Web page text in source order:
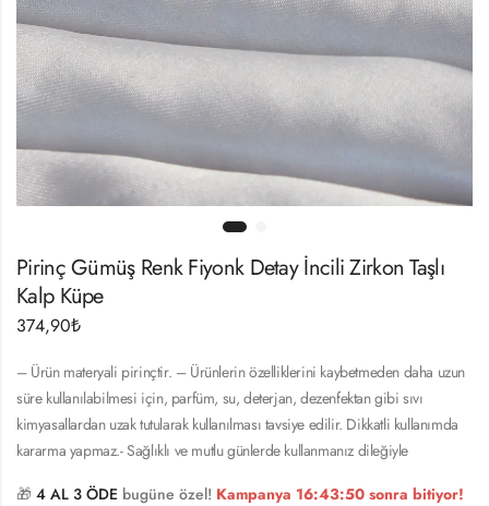
Pirinç Gümüş Renk Fiyonk Detay İncili Zirkon Taşlı
Kalp Küpe
374,90₺
– Ürün materyali pirinçtir. – Ürünlerin özelliklerini kaybetmeden daha uzun
süre kullanılabilmesi için, parfüm, su, deterjan, dezenfektan gibi sıvı
kimyasallardan uzak tutularak kullanılması tavsiye edilir. Dikkatli kullanımda
kararma yapmaz.- Sağlıklı ve mutlu günlerde kullanmanız dileğiyle
🎁 4 AL 3 ÖDE bugüne özel! Kampanya 16:43:50 sonra bitiyor!